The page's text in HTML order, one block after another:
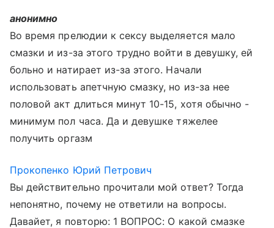
анонимно
Во время прелюдии к сексу выделяется мало
смазки и из-за этого трудно войти в девушку, ей
больно и натирает из-за этого. Начали
использовать апетчную смазку, но из-за нее
половой акт длиться минут 10-15, хотя обычно -
минимум пол часа. Да и девушке тяжелее
получить оргазм
Прокопенко Юрий Петрович
Вы действительно прочитали мой ответ? Тогда
непонятно, почему не ответили на вопросы.
Давайет, я повторю: 1 ВОПРОС: О какой смазке